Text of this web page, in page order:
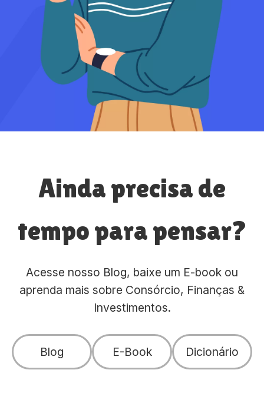
Ainda precisa de
tempo para pensar?
Acesse nosso Blog, baixe um E-book ou
aprenda mais sobre Consórcio, Finanças &
Investimentos.
Blog E-Book Dicionário